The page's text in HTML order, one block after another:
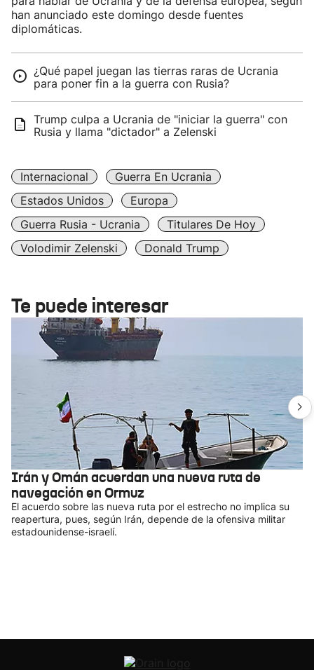
han anunciado este domingo desde fuentes
diplomáticas.
¿Qué papel juegan las tierras raras de Ucrania
para poner fin a la guerra con Rusia?
Trump culpa a Ucrania de "iniciar la guerra" con
Rusia y llama "dictador" a Zelenski
Internacional
Guerra En Ucrania
Estados Unidos
Europa
Guerra Rusia - Ucrania
Titulares De Hoy
Volodimir Zelenski
Donald Trump
Te puede interesar
Irán y Omán acuerdan una nueva ruta de
navegación en Ormuz
El acuerdo sobre las nueva ruta por el estrecho no implica su
reapertura, pues, según Irán, depende de la ofensiva militar
estadounidense-israelí.